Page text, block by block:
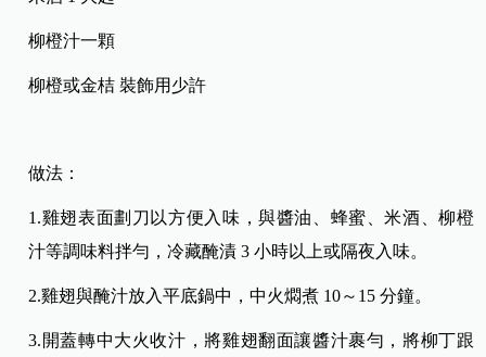
柳橙汁一顆
柳橙或金桔 裝飾用少許
做法：
1.雞翅表面劃刀以方便入味，與醬油、蜂蜜、米酒、柳橙
汁等調味料拌勻，冷藏醃漬 3 小時以上或隔夜入味。
2.雞翅與醃汁放入平底鍋中，中火燜煮 10～15 分鐘。
3.開蓋轉中大火收汁，將雞翅翻面讓醬汁裹勻，將柳丁跟